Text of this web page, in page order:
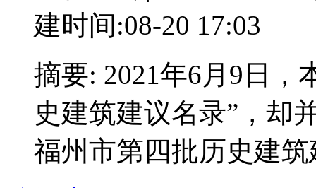
建时间:08-20 17:03
摘要: 2021年6月9日，
史建筑建议名录”，却
福州市第四批历史建